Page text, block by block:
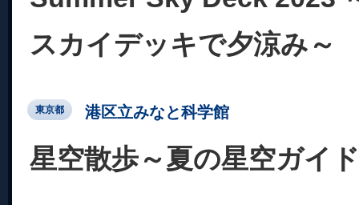
スカイデッキで夕涼み～
東京都 港区立みなと科学館
星空散歩～夏の星空ガイ